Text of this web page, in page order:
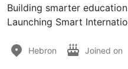
Building smarter education
Hebron Joined on